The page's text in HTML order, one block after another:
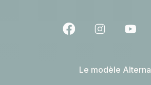
Le modèle Alterna